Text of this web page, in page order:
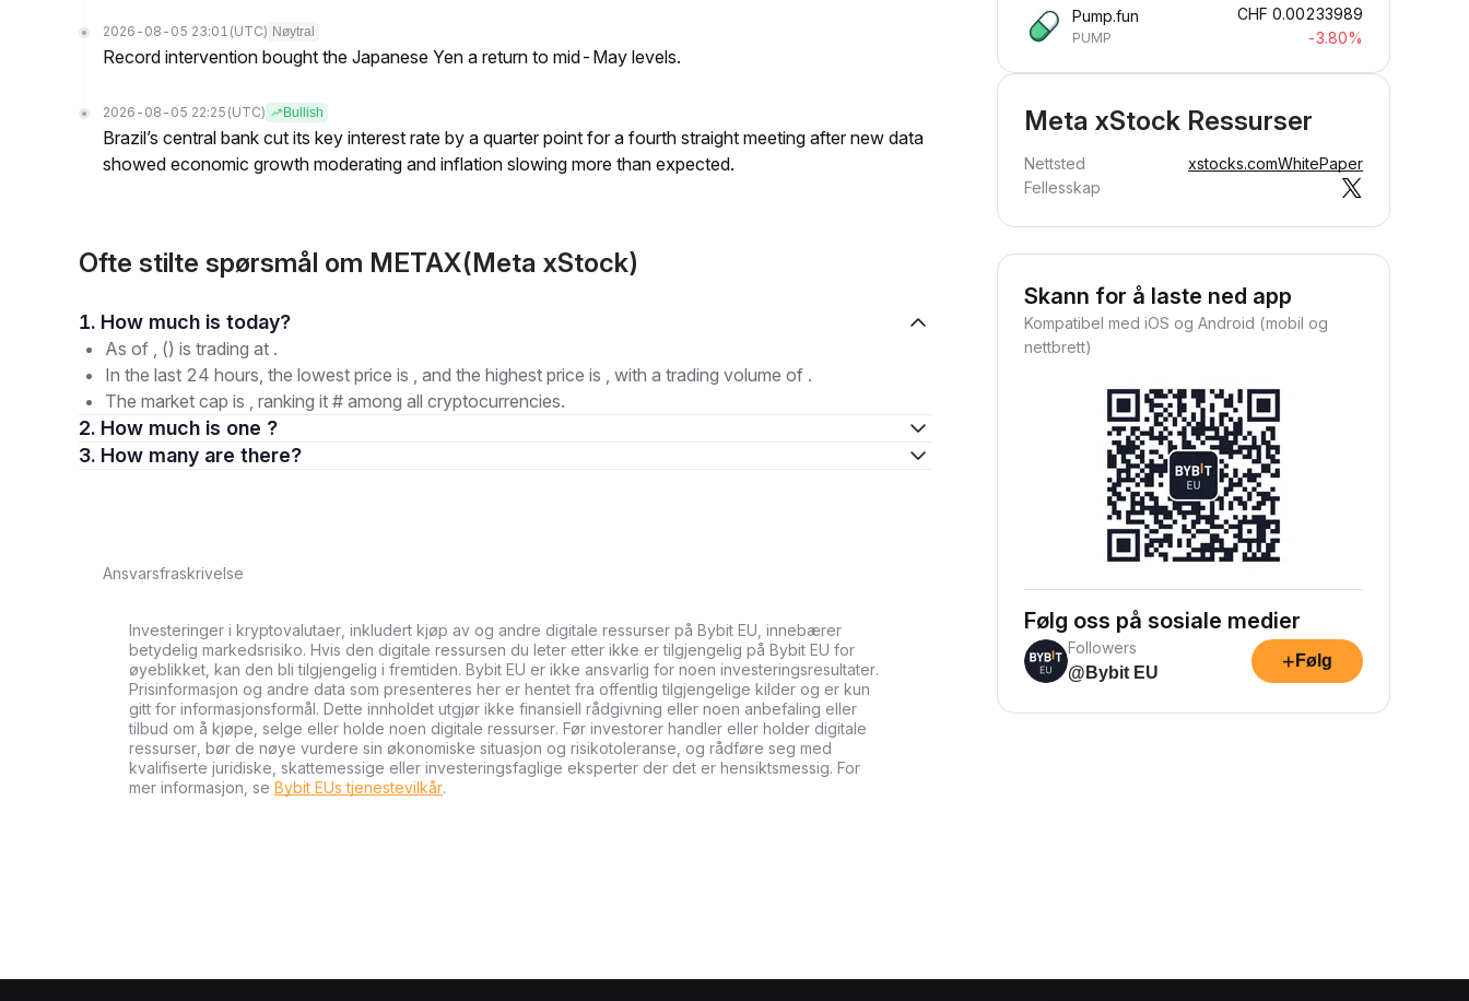
2026-08-05 23:01 (UTC) Nøytral
Record intervention bought the Japanese Yen a return to mid-May levels.
2026-08-05 22:25 (UTC) Bullish
Brazil’s central bank cut its key interest rate by a quarter point for a fourth straight meeting after new data
showed economic growth moderating and inflation slowing more than expected.
Ofte stilte spørsmål om METAX(Meta xStock)
1. How much is today?
As of , () is trading at .
In the last 24 hours, the lowest price is , and the highest price is , with a trading volume of .
The market cap is , ranking it # among all cryptocurrencies.
2. How much is one ?
3. How many are there?
Ansvarsfraskrivelse
Investeringer i kryptovalutaer, inkludert kjøp av og andre digitale ressurser på Bybit EU, innebærer
betydelig markedsrisiko. Hvis den digitale ressursen du leter etter ikke er tilgjengelig på Bybit EU for
øyeblikket, kan den bli tilgjengelig i fremtiden. Bybit EU er ikke ansvarlig for noen investeringsresultater.
Prisinformasjon og andre data som presenteres her er hentet fra offentlig tilgjengelige kilder og er kun
gitt for informasjonsformål. Dette innholdet utgjør ikke finansiell rådgivning eller noen anbefaling eller
tilbud om å kjøpe, selge eller holde noen digitale ressurser. Før investorer handler eller holder digitale
ressurser, bør de nøye vurdere sin økonomiske situasjon og risikotoleranse, og rådføre seg med
kvalifiserte juridiske, skattemessige eller investeringsfaglige eksperter der det er hensiktsmessig. For
mer informasjon, se Bybit EUs tjenestevilkår.
Pump.fun
PUMP
CHF 0.00233989
-3.80%
Meta xStock Ressurser
Nettsted xstocks.comWhitePaper
Fellesskap
Skann for å laste ned app
Kompatibel med iOS og Android (mobil og
nettbrett)
Følg oss på sosiale medier
Followers
@Bybit EU
+ Følg